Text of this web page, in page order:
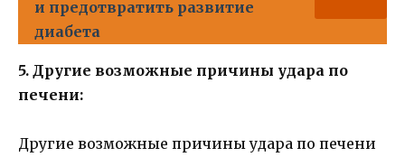
и предотвратить развитие
диабета
5. Другие возможные причины удара по
печени:
Другие возможные причины удара по печени